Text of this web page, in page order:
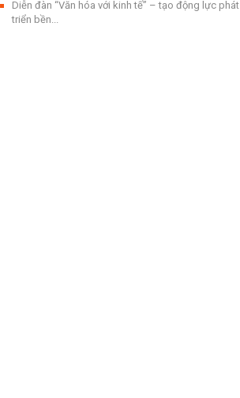
Diễn đàn “Văn hóa với kinh tế” – tạo động lực phát
triển bền...